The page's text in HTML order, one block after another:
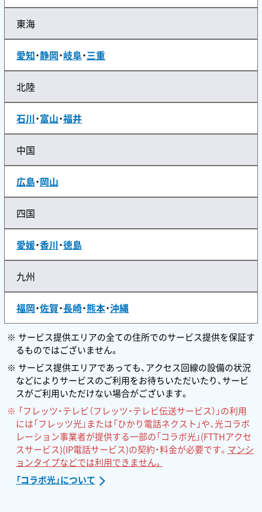
東海
愛知・静岡・岐阜・三重
北陸
石川・富山・福井
中国
広島・岡山
四国
愛媛・香川・徳島
九州
福岡・佐賀・長崎・熊本・沖縄
サービス提供エリアの全ての住所でのサービス提供を保証す
るものではございません。
サービス提供エリアであっても、アクセス回線の設備の状況
などによりサービスのご利用をお待ちいただいたり、サービ
スがご利用いただけない場合がございます。
「フレッツ・テレビ（フレッツ・テレビ伝送サービス）」の利用
には「フレッツ光」または「ひかり電話ネクスト」や、光コラボ
レーション事業者が提供する一部の「コラボ光」(FTTHアクセ
スサービス)(IP電話サービス)の契約・料金が必要です。 マンシ
ョンタイプなどでは利用できません。
「コラボ光」について